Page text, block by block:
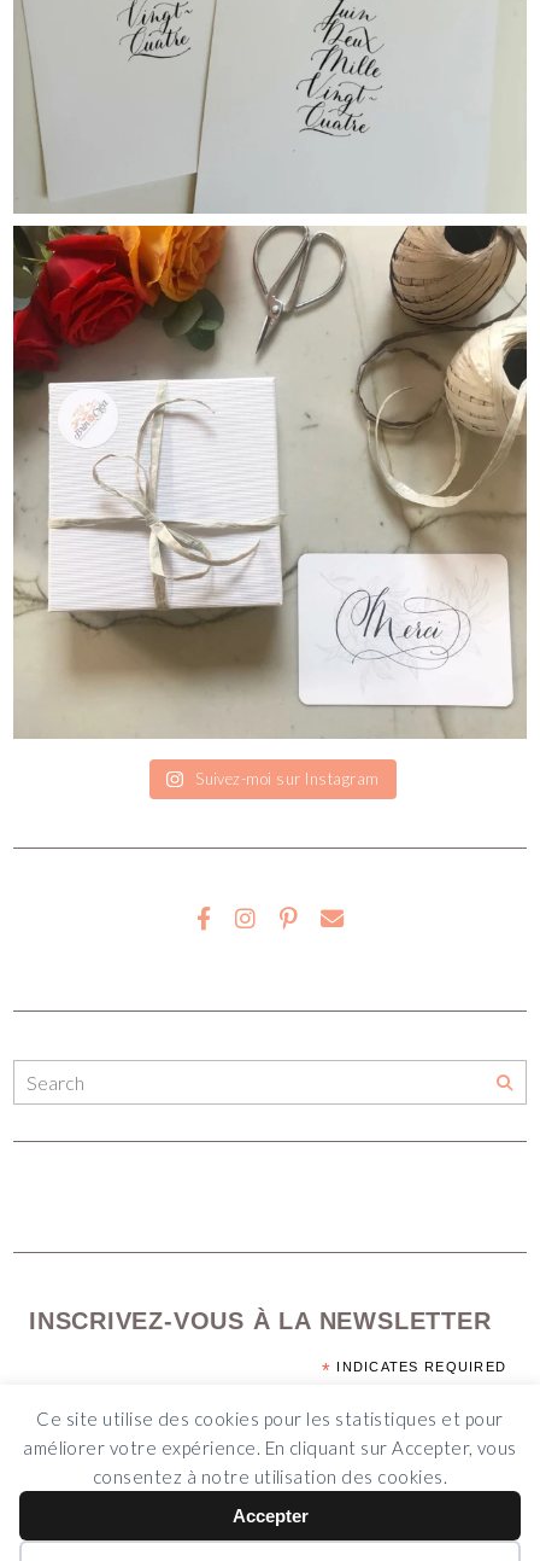
Ce site utilise des cookies pour les statistiques et pour
améliorer votre expérience. En cliquant sur Accepter, vous
consentez à notre utilisation des cookies.
Accepter
Suivez-moi sur Instagram
INSCRIVEZ-VOUS À LA NEWSLETTER
* INDICATES REQUIRED